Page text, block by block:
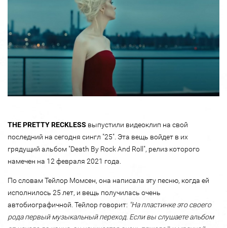
THE PRETTY RECKLESS выпустили видеоклип на свой
последний на сегодня сингл "25". Эта вещь войдет в их
грядущий альбом "Death By Rock And Roll", релиз которого
намечен на 12 февраля 2021 года.
По словам Тейлор Момсен, она написала эту песню, когда ей
исполнилось 25 лет, и вещь получилась очень
автобиографичной. Тейлор говорит: "На пластинке это своего
рода первый музыкальный переход. Если вы слушаете альбом